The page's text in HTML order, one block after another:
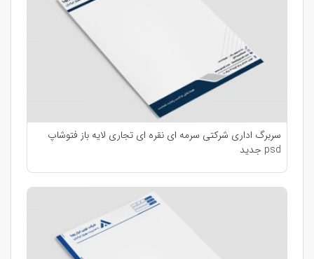
سربرگ اداری شرکتی سرمه ای نقره ای تجاری لایه باز فتوشاپ
psd جدید